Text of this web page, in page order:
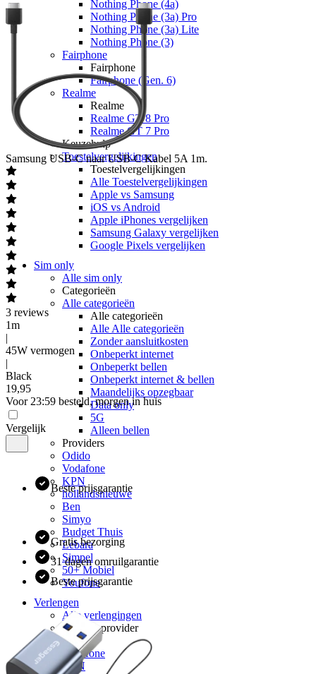
Nothing Phone (4a)
Nothing Phone (3a) Pro
Nothing Phone (3a) Lite
Nothing Phone (3)
Fairphone
Fairphone
Fairphone (Gen. 6)
Realme
Realme
Realme GT 8 Pro
Realme GT 7 Pro
Keuzehulp
Toestelvergelijkingen
Toestelvergelijkingen
Alle Toestelvergelijkingen
Apple vs Samsung
iOS vs Android
Apple iPhones vergelijken
Samsung Galaxy vergelijken
Google Pixels vergelijken
Sim only
Alle sim only
Categorieën
Alle categorieën
Alle categorieën
Alle Alle categorieën
Zonder aansluitkosten
Onbeperkt internet
Onbeperkt bellen
Onbeperkt internet & bellen
Maandelijks opzegbaar
Data only
5G
Alleen bellen
Providers
Odido
Vodafone
KPN
hollandsnieuwe
Ben
Simyo
Budget Thuis
Lebara
Simpel
50+ Mobiel
Youfone
Verlengen
Alle verlengingen
Huidige provider
Odido
Vodafone
KPN
Samsung USB-C naar USB-C Kabel 5A 1m.
3 reviews
1m
|
45W vermogen
|
Black
19,95
Voor 23:59 besteld, morgen in huis
Vergelijk
Beste prijsgarantie
Gratis bezorging
31 dagen omruilgarantie
Beste prijsgarantie